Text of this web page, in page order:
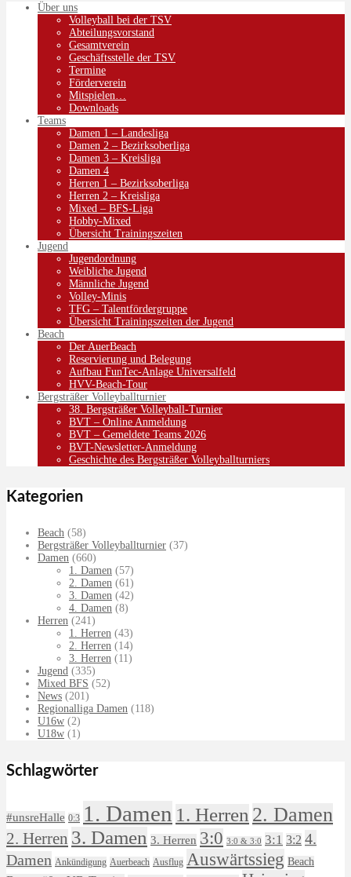
Über uns
Volleyball bei der TSV
Abteilungsvorstand
Gesamtverein
Geschäftsstelle der TSV
Termine
Förderverein
Mitspielen…
Downloads
Teams
Damen 1 – Landesliga
Damen 2 – Bezirksoberliga
Damen 3 – Kreisliga
Damen 4
Herren 1 – Bezirksoberliga
Herren 2 – Kreisliga
Mixed – BFS-Liga
Hobby-Mixed
Übersicht Trainingszeiten
Jugend
Jugendordnung
Weibliche Jugend
Männliche Jugend
Volley-Minis
TFG – Talentfördergruppe
Übersicht Trainingszeiten der Jugend
Beach
Der AuerBeach
Reservierung und Belegung
Aufbau FunTec-Anlage Universalfeld
HVV-Beach-Tour
Bergsträßer Volleyballturnier
38. Bergsträßer Volleyball-Turnier
BVT – Online Anmeldung
BVT – Gemeldete Teams 2026
BVT-Newsletter-Anmeldung
Geschichte des Bergsträßer Volleyballturniers
Kategorien
Beach (58)
Bergsträßer Volleyballturnier (37)
Damen (660)
1. Damen (57)
2. Damen (61)
3. Damen (42)
4. Damen (8)
Herren (241)
1. Herren (43)
2. Herren (14)
3. Herren (11)
Jugend (335)
Mixed BFS (52)
News (201)
Regionalliga Damen (118)
U16w (2)
U18w (1)
Schlagwörter
#unsreHalle 0:3 1. Damen 1. Herren 2. Damen
2. Herren 3. Damen 3. Herren 3:0 3:0 & 3:0 3:1 3:2 4.
Damen Ankündigung Auerbeach Ausflug Auswärtssieg Beach